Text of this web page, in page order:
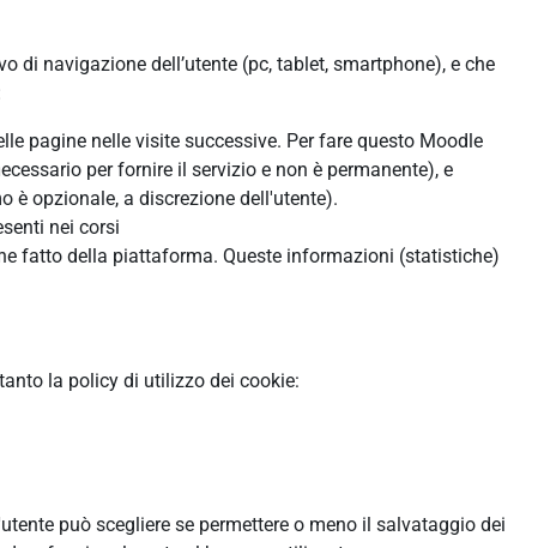
navigazione dell’utente (pc, tablet, smartphone), e che
pagine nelle visite successive. Per fare questo Moodle
per fornire il servizio e non è permanente), e
è opzionale, a discrezione dell'utente).
nei corsi
fatto della piattaforma. Queste informazioni (statistiche)
la policy di utilizzo dei cookie:
può scegliere se permettere o meno il salvataggio dei